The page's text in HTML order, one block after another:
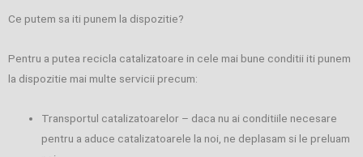
Ce putem sa iti punem la dispozitie?
Pentru a putea recicla catalizatoare in cele mai bune conditii iti punem
la dispozitie mai multe servicii precum:
Transportul catalizatoarelor – daca nu ai conditiile necesare
pentru a aduce catalizatoarele la noi, ne deplasam si le preluam